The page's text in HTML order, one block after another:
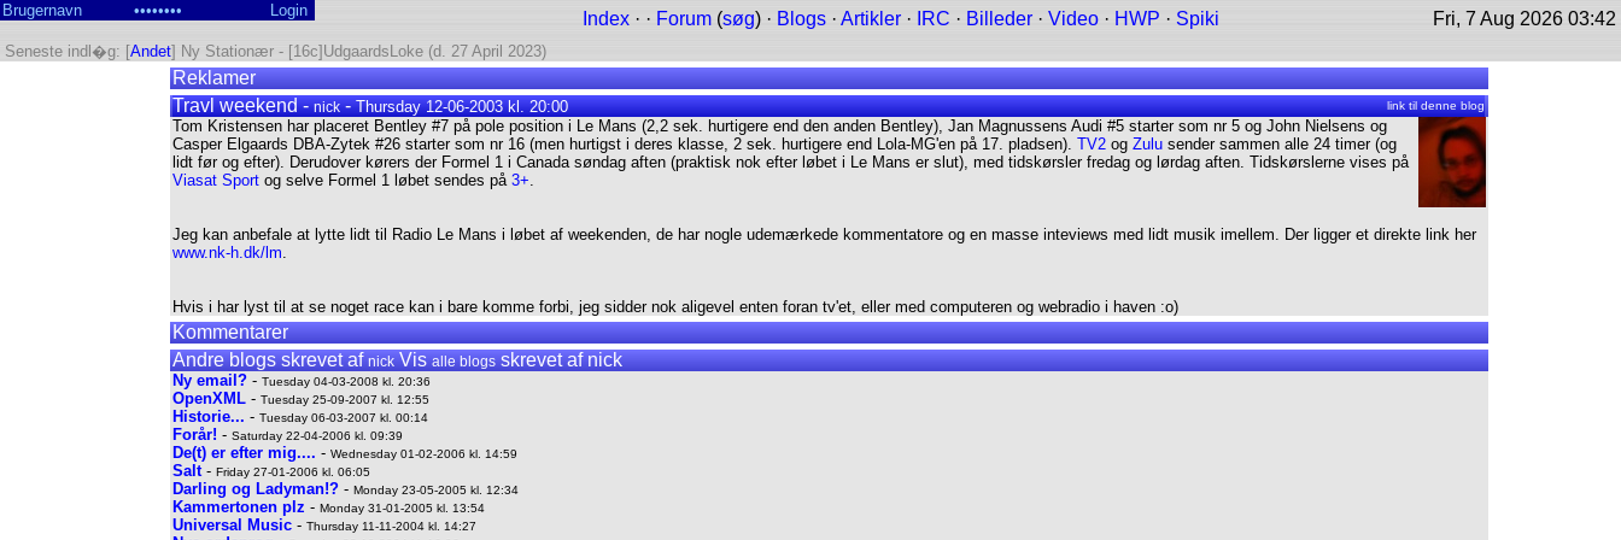
Index· · Forum(søg) · Blogs· Artikler· IRC · Billeder· Video· HWP · Spiki Fri, 7 Aug 2026 03:42
Seneste indl�g: [Andet] Ny Stationær - [16c]UdgaardsLoke (d. 27 April 2023)
Reklamer
Travl weekend -nick-Thursday 12-06-2003 kl. 20:00 link til denne blog
Tom Kristensen har placeret Bentley #7 på pole position i Le Mans (2,2 sek. hurtigere end den anden Bentley), Jan Magnussens Audi #5 starter som nr 5 og John Nielsens og
Casper Elgaards DBA-Zytek #26 starter som nr 16 (men hurtigst i deres klasse, 2 sek. hurtigere end Lola-MG'en på 17. pladsen). TV2og Zulusender sammen alle 24 timer (og
lidt før og efter). Derudover kørers der Formel 1 i Canada søndag aften (praktisk nok efter løbet i Le Mans er slut), med tidskørsler fredag og lørdag aften. Tidskørslerne vises på
Viasat Sportog selve Formel 1 løbet sendes på 3+.
Jeg kan anbefale at lytte lidt til Radio Le Mans i løbet af weekenden, de har nogle udemærkede kommentatore og en masse inteviews med lidt musik imellem. Der ligger et direkte link her
www.nk-h.dk/lm.
Hvis i har lyst til at se noget race kan i bare komme forbi, jeg sidder nok aligevel enten foran tv'et, eller med computeren og webradio i haven :o)
Kommentarer
Andre blogs skrevet afnickVisalle blogsskrevet af nick
Ny email?- Tuesday 04-03-2008 kl. 20:36
OpenXML- Tuesday 25-09-2007 kl. 12:55
Historie... - Tuesday 06-03-2007 kl. 00:14
Forår! - Saturday 22-04-2006 kl. 09:39
De(t) er efter mig.... - Wednesday 01-02-2006 kl. 14:59
Salt- Friday 27-01-2006 kl. 06:05
Darling og Ladyman!?- Monday 23-05-2005 kl. 12:34
Kammertonen plz - Monday 31-01-2005 kl. 13:54
Universal Music- Thursday 11-11-2004 kl. 14:27